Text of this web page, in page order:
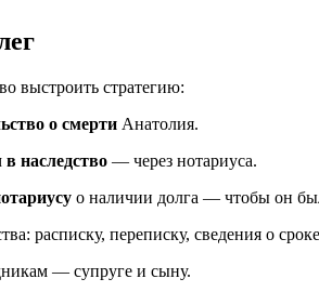
выстроить стратегию:
о смерти Анатолия.
в наследство — через нотариуса.
о наличии долга — чтобы он
расписку, переписку, сведения о
— супруге и сыну.